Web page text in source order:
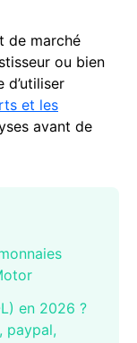
de marché
ou bien
d’utiliser
et les
avant de
en 2026 ?
paypal,